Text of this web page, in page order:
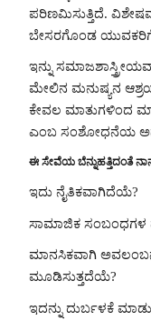
ಪರಿಣಮಿಸುತ್ತಿದೆ.
ಬೇಸರಗೊಂಡ
ಇನ್ನು
ಮೇಲಿನ ಮನುಷ್ಯನ
ಕೇವಲ ಮಾತುಗಳಿಂದ
ಎಂಬ ಸಂಶೋಧನೆಯ
ಈ ಸೇವೆಯ ಬೆನ್ನುಹತ್ತಿದಂತೆ
ಇದು ನೈತಿಕವಾಗಿದೆಯೆ?
ಸಾಮಾಜಿಕ ಸಂಬಂಧಗಳ
ಮಾನಸಿಕವಾಗಿ
ಮೂಡಿಸುತ್ತದೆಯೆ?
ಇದನ್ನು ದುರ್ಬಳಕೆ